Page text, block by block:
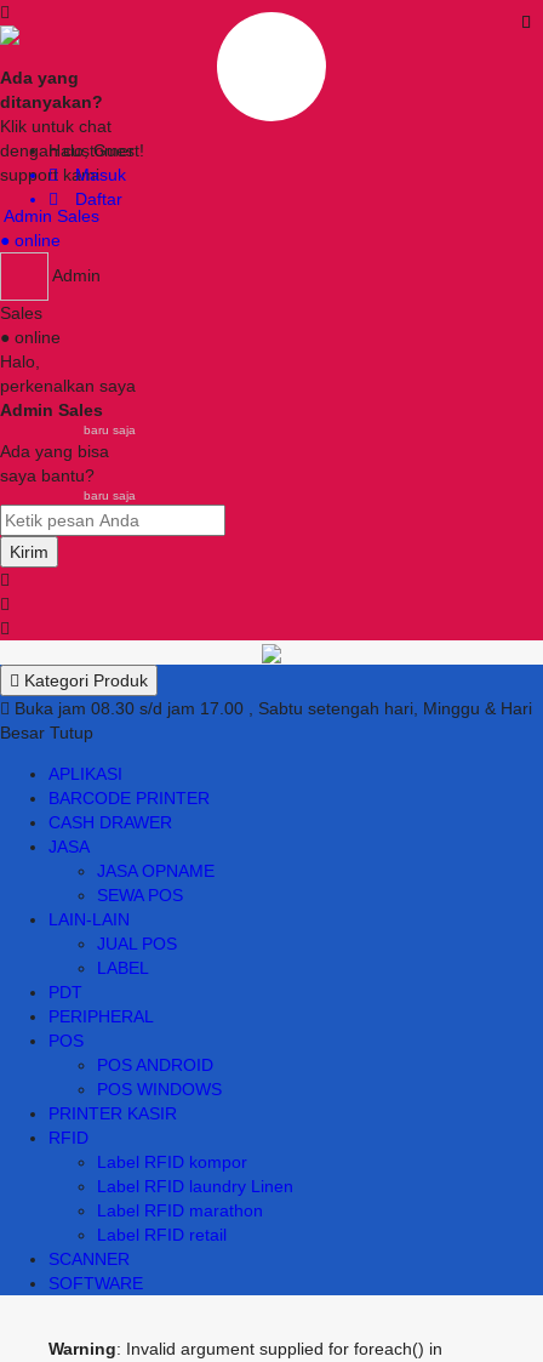
Ada yang
ditanyakan?
Klik untuk chat
dengan customer
support kami
Admin Sales
● online
Admin
Sales
● online
Halo,
perkenalkan saya
Admin Sales
baru saja
Ada yang bisa
saya bantu?
baru saja
Kirim
Halo, Guest!
Masuk
Daftar
Kategori Produk
Buka jam 08.30 s/d jam 17.00 , Sabtu setengah hari, Minggu & Hari
Besar Tutup
APLIKASI
BARCODE PRINTER
CASH DRAWER
JASA
JASA OPNAME
SEWA POS
LAIN-LAIN
JUAL POS
LABEL
PDT
PERIPHERAL
POS
POS ANDROID
POS WINDOWS
PRINTER KASIR
RFID
Label RFID kompor
Label RFID laundry Linen
Label RFID marathon
Label RFID retail
SCANNER
SOFTWARE
Warning: Invalid argument supplied for foreach() in